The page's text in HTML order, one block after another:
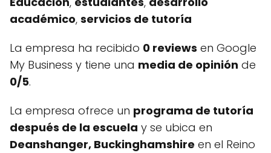
académico, servicios de tutoría
La empresa ha recibido 0 reviews en Google
My Business y tiene una media de opinión de
0/5.
La empresa ofrece un programa de tutoría
después de la escuela y se ubica en
Deanshanger, Buckinghamshire en el Reino